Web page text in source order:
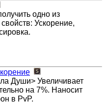
одно из
Ускорение,
Души> Увеличивает
на 7%. Наносит
в PvP.